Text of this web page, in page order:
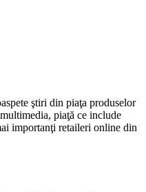
ştiri din piaţa produselor
piaţă ce include
importanţi retaileri online din